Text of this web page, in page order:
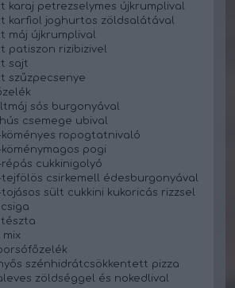
karaj petrezselymes újkrumplival
karfiol joghurtos zöldsalátával
máj újkrumplival
patiszon rizibizivel
sajt
szűzpecsenye
sós burgonyával
hús csemege ubival
köményes ropogtatnivaló
pogi
cukkinigolyó
tejfölös csirkemell édesburgonyával
sült cukkini kukoricás rizzsel
szénhidrátcsökkentett pizza
zöldséggel és nokedlival